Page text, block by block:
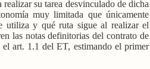
su tarea desvinculado de dicha
muy limitada que únicamente
utiliza y qué ruta sigue al realizar el
las notas definitorias del contrato de
el art. 1.1 del ET, estimando el primer